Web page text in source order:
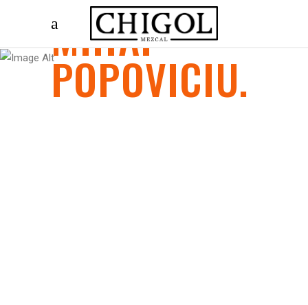
MIHAI
POPOVICIU.